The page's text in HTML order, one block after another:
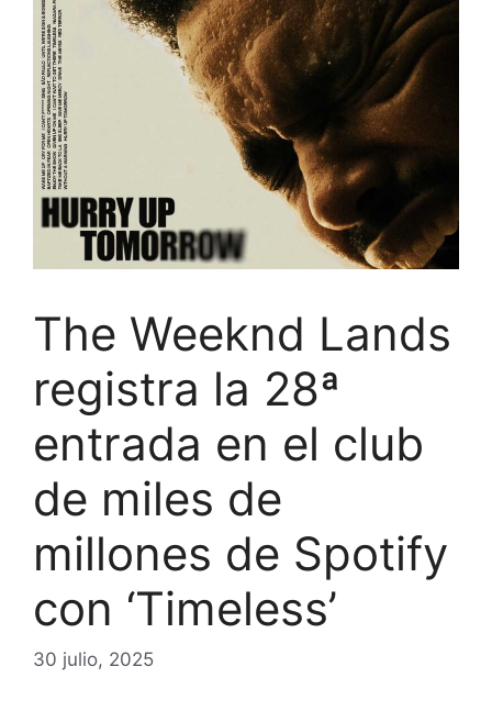
The Weeknd Lands
registra la 28ª
entrada en el club
de miles de
millones de Spotify
con ‘Timeless’
30 julio, 2025